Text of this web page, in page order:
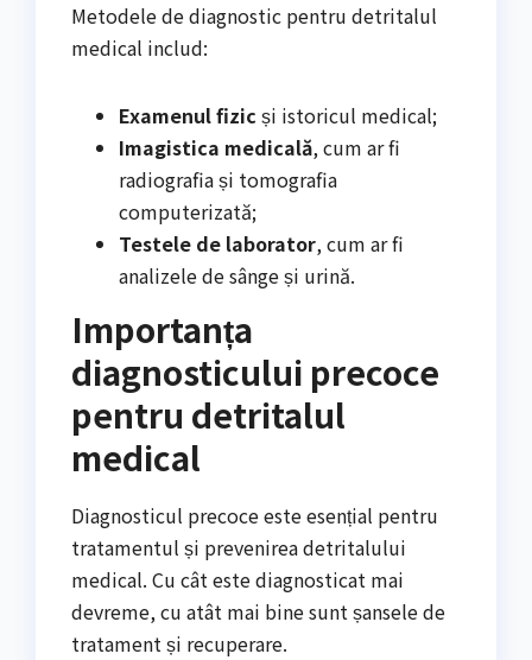
Metodele de diagnostic pentru detritalul
medical includ:
Examenul fizic și istoricul medical;
Imagistica medicală, cum ar fi
radiografia și tomografia
computerizată;
Testele de laborator, cum ar fi
analizele de sânge și urină.
Importanța
diagnosticului precoce
pentru detritalul
medical
Diagnosticul precoce este esențial pentru
tratamentul și prevenirea detritalului
medical. Cu cât este diagnosticat mai
devreme, cu atât mai bine sunt șansele de
tratament și recuperare.